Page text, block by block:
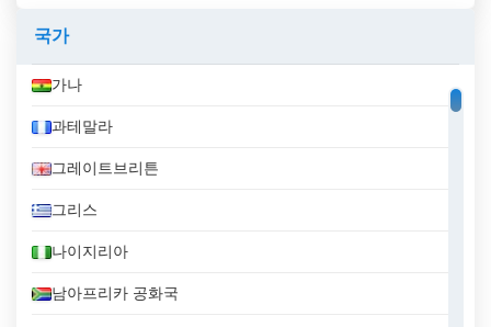
국가
가나
과테말라
그레이트브리튼
그리스
나이지리아
남아프리카 공화국